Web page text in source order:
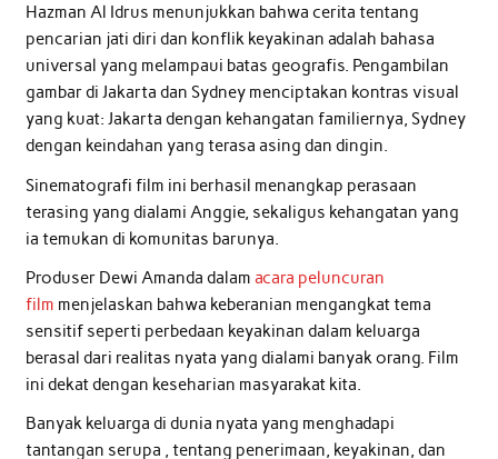
Hazman Al Idrus menunjukkan bahwa cerita tentang
pencarian jati diri dan konflik keyakinan adalah bahasa
universal yang melampaui batas geografis. Pengambilan
gambar di Jakarta dan Sydney menciptakan kontras visual
yang kuat: Jakarta dengan kehangatan familiernya, Sydney
dengan keindahan yang terasa asing dan dingin.
Sinematografi film ini berhasil menangkap perasaan
terasing yang dialami Anggie, sekaligus kehangatan yang
ia temukan di komunitas barunya.
Produser Dewi Amanda dalam acara peluncuran
film menjelaskan bahwa keberanian mengangkat tema
sensitif seperti perbedaan keyakinan dalam keluarga
berasal dari realitas nyata yang dialami banyak orang. Film
ini dekat dengan keseharian masyarakat kita.
Banyak keluarga di dunia nyata yang menghadapi
tantangan serupa , tentang penerimaan, keyakinan, dan